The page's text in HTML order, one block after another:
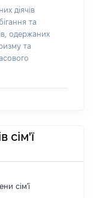
діячів
та
одержаних
та
сім'ї
сім'ї